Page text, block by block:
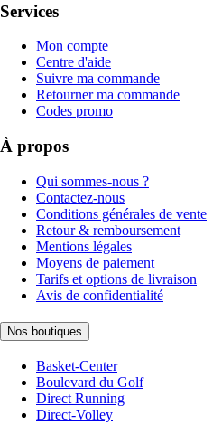
Services
Mon compte
Centre d'aide
Suivre ma commande
Retourner ma commande
Codes promo
À propos
Qui sommes-nous ?
Contactez-nous
Conditions générales de vente
Retour & remboursement
Mentions légales
Moyens de paiement
Tarifs et options de livraison
Avis de confidentialité
Nos boutiques
Basket-Center
Boulevard du Golf
Direct Running
Direct-Volley